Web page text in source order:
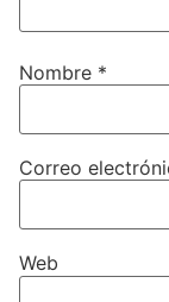
Nombre *
Correo
Web